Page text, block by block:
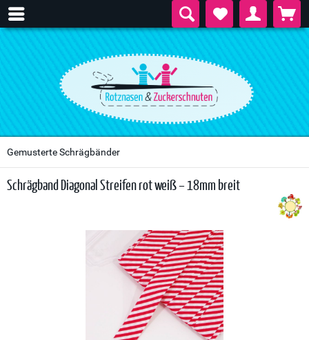
Gemusterte Schrägbänder
Schrägband Diagonal Streifen rot weiß – 18mm breit